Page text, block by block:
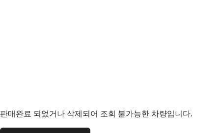
판매완료 되었거나 삭제되어 조회 불가능한 차량입니다.